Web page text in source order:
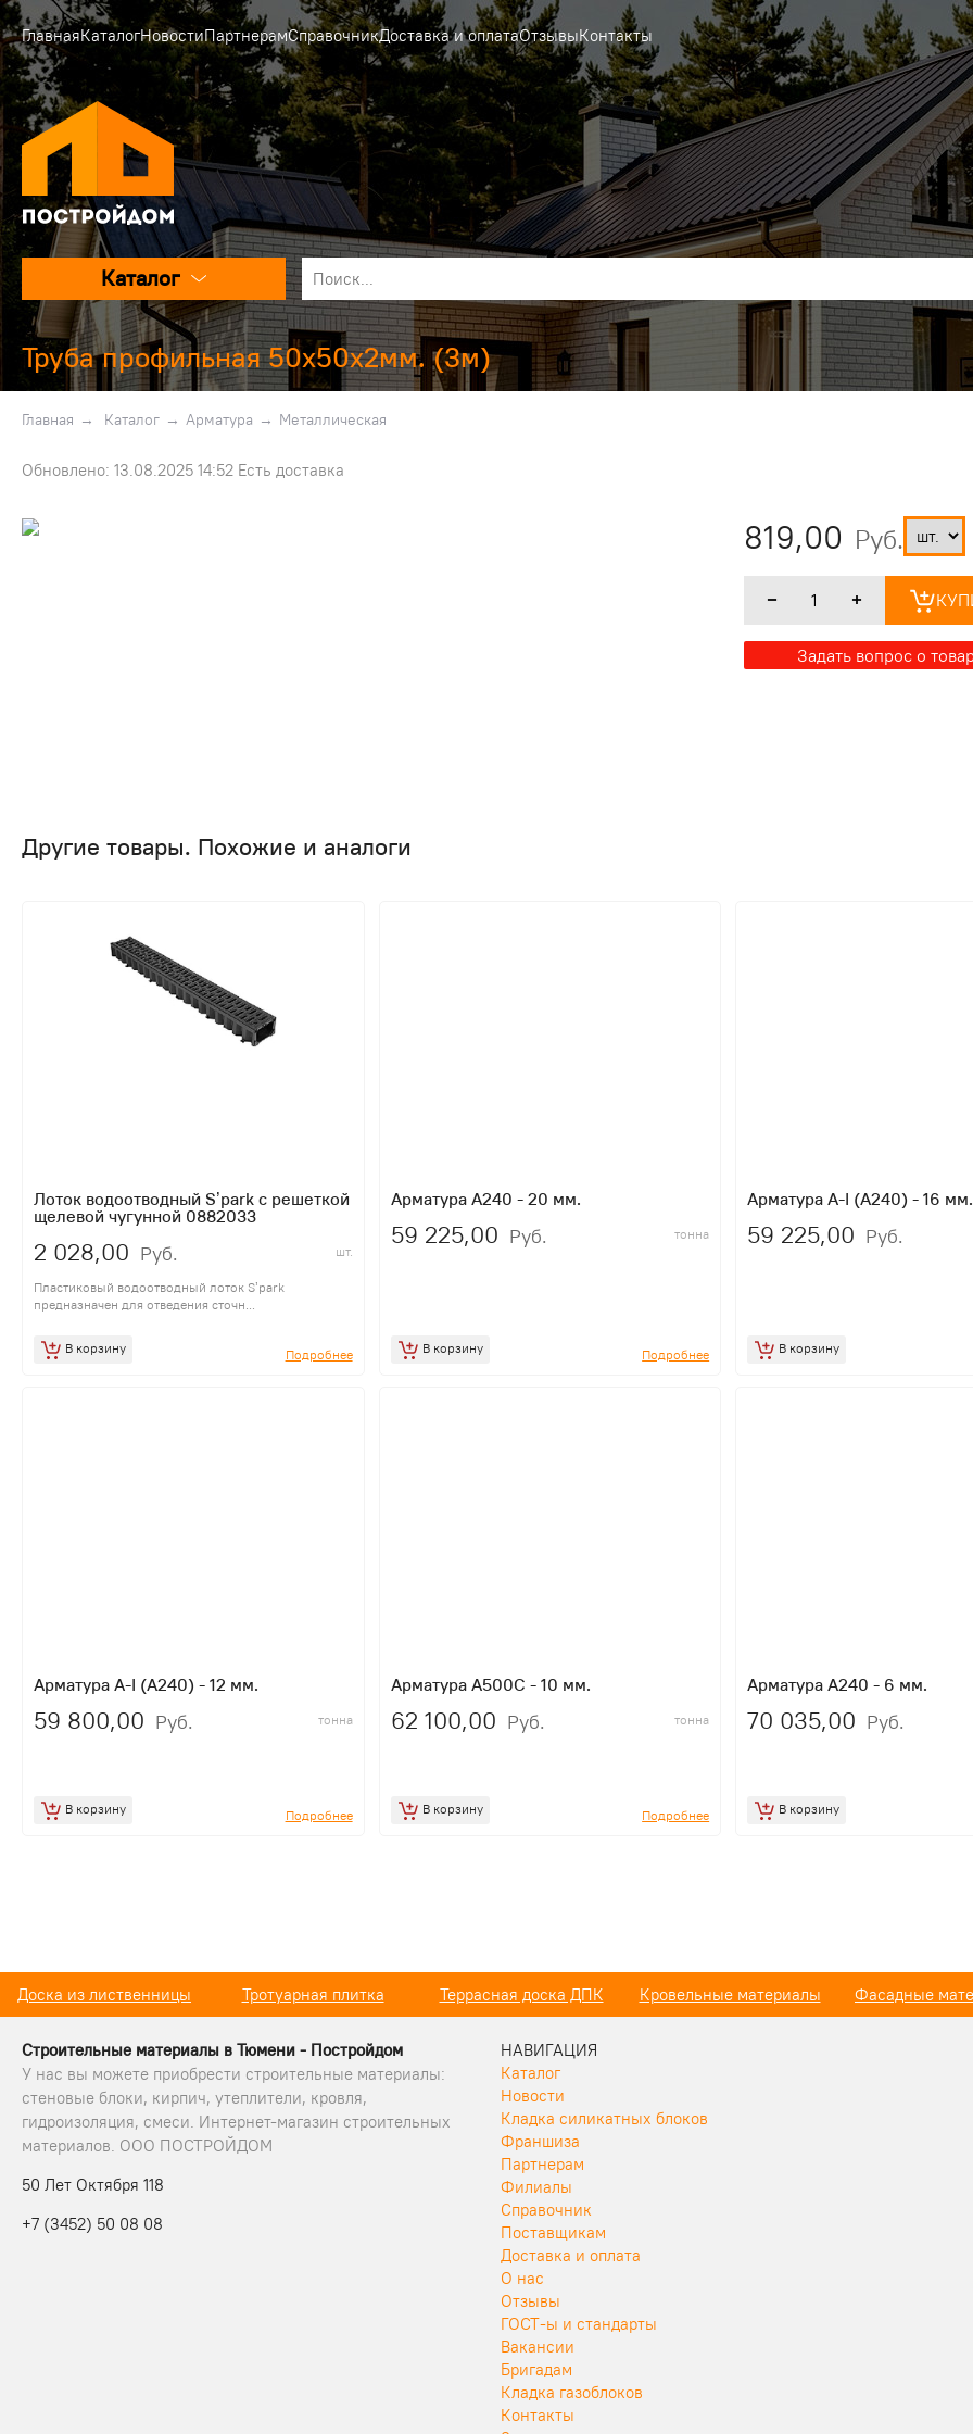
ГлавнаяКаталогНовостиПартнерамСправочникДоставка и оплатаОтзывыКонтакты
Каталог
Труба профильная 50x50x2мм. (3м)
Главная → Каталог → Арматура → Металлическая
Обновлено: 13.08.2025 14:52 Есть доставка
819,00 Руб.
Задать вопрос о
Другие товары. Похожие и аналоги
Лоток водоотводный S’park с решеткой
щелевой чугунной 0882033
2 028,00 Руб. шт.
Пластиковый водоотводный лоток S’park
предназначен для отведения сточн...
В корзину Подробнее
Арматура А240 - 20 мм.
59 225,00 Руб. тонна
В корзину Подробнее
Арматура A-I (A240) - 16 мм.
59 225,00 Руб.
В корзину
Арматура A-I (A240) - 12 мм.
59 800,00 Руб. тонна
В корзину Подробнее
Арматура A500C - 10 мм.
62 100,00 Руб. тонна
В корзину Подробнее
Арматура А240 - 6 мм.
70 035,00 Руб.
В корзину
Доска из лиственницы Тротуарная плитка Террасная доска ДПК Кровельные материалы Фасадные
Строительные материалы в Тюмени - Постройдом
У нас вы можете приобрести строительные материалы:
стеновые блоки, кирпич, утеплители, кровля,
гидроизоляция, смеси. Интернет-магазин строительных
материалов. ООО ПОСТРОЙДОМ
50 Лет Октября 118
+7 (3452) 50 08 08
НАВИГАЦИЯ
Каталог
Новости
Кладка силикатных блоков
Франшиза
Партнерам
Филиалы
Справочник
Поставщикам
Доставка и оплата
О нас
Отзывы
ГОСТ-ы и стандарты
Вакансии
Бригадам
Кладка газоблоков
Контакты